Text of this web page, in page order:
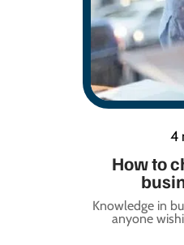
4
How to
Knowledge in
anyone